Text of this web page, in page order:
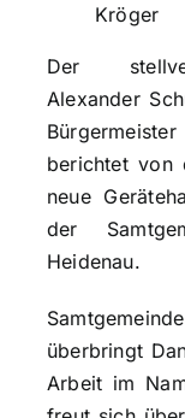
Kröger
Der
Alexander
berichtet von
neue
der
Heidenau.
überbringt
Arbeit im